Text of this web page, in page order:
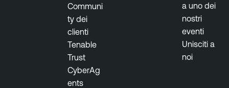
Communi
ty dei
clienti
Tenable
Trust
CyberAg
ents
a uno dei
nostri
eventi
Unisciti a
noi